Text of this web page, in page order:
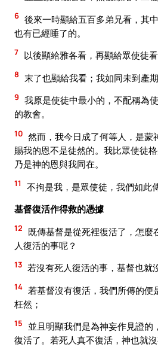
6 後來一時顯給五百多弟兄看，其
也有已經睡了的。
7 以後顯給雅各看，再顯給眾使徒看
8 末了也顯給我看；我如同未到產
9 我原是使徒中最小的，不配稱為
的教會。
10 然而，我今日成了何等人，是蒙
賜我的恩不是徒然的。我比眾使徒
乃是神的恩與我同在。
11
不拘是我，是眾使徒，我們如此
基督復活作得救的憑據
12
既傳基督是從死裡復活了，怎麼
人復活的事呢？
13 若沒有死人復活的事，基督也就
14 若基督沒有復活，我們所傳的便
枉然；
15
並且明顯我們是為神妄作見證的
復活了。若死人真不復活，神也就沒